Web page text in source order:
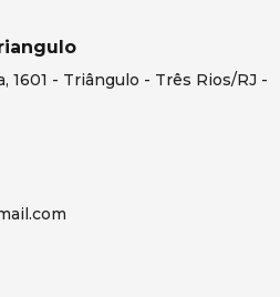
1601 - Triângulo - Três Rios/RJ -